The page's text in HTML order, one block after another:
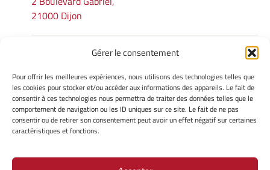
Gérer le consentement
Pour offrir les meilleures expériences, nous utilisons des technologies telles que
les cookies pour stocker et/ou accéder aux informations des appareils. Le fait de
consentir à ces technologies nous permettra de traiter des données telles que le
comportement de navigation ou les ID uniques sur ce site. Le fait de ne pas
consentir ou de retirer son consentement peut avoir un effet négatif sur certaines
caractéristiques et fonctions.
21000 Dijon
INFORMATIONS LÉGALES
Mentions légales
Gérer mes cookies
Avertissement
Politique de cookies